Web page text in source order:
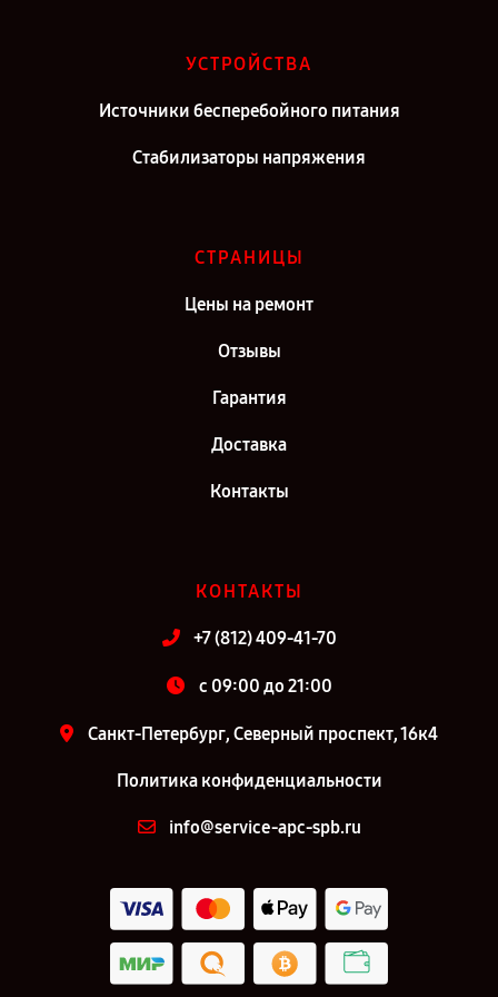
УСТРОЙСТВА
Источники бесперебойного питания
Стабилизаторы напряжения
СТРАНИЦЫ
Цены на ремонт
Отзывы
Гарантия
Доставка
Контакты
КОНТАКТЫ
+7 (812) 409-41-70
c 09:00 до 21:00
Санкт-Петербург, Северный проспект, 16к4
Политика конфиденциальности
info@service-apc-spb.ru